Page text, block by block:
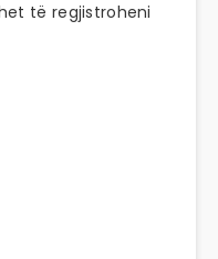
të regjistroheni